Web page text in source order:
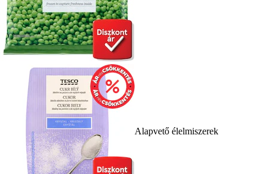
Alapvető élelmiszerek